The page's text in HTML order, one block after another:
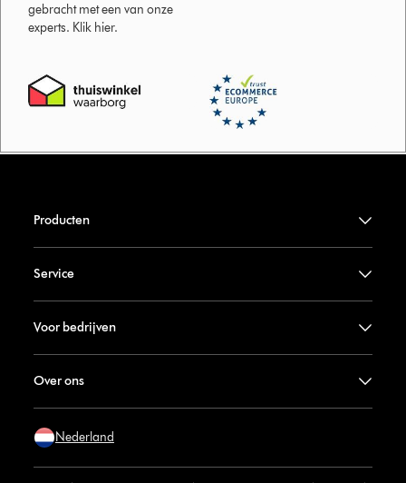
gebracht met een van onze
experts. Klik hier.
Producten
Service
Voor bedrijven
Over ons
Nederland